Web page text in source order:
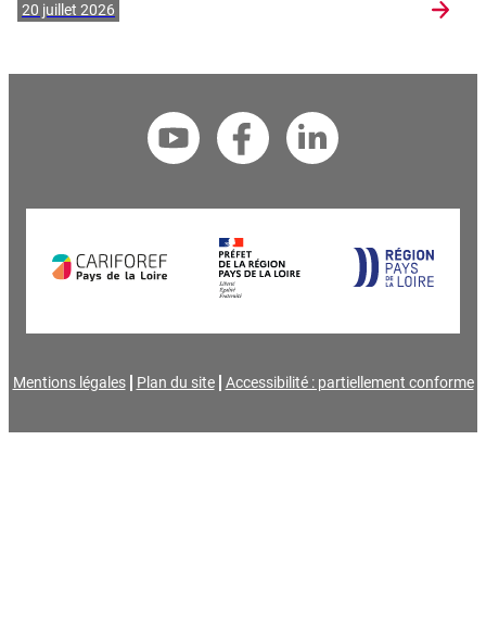
20 juillet 2026
Mentions légales Plan du site Accessibilité : partiellement conforme